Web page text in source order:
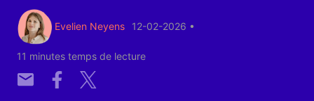
Evelien Neyens 12-02-2026 •
11 minutes temps de lecture